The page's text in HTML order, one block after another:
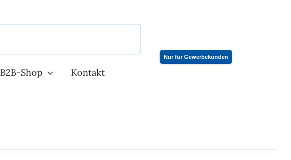
B2B-Shop Kontakt
Nur für Gewerbekunden